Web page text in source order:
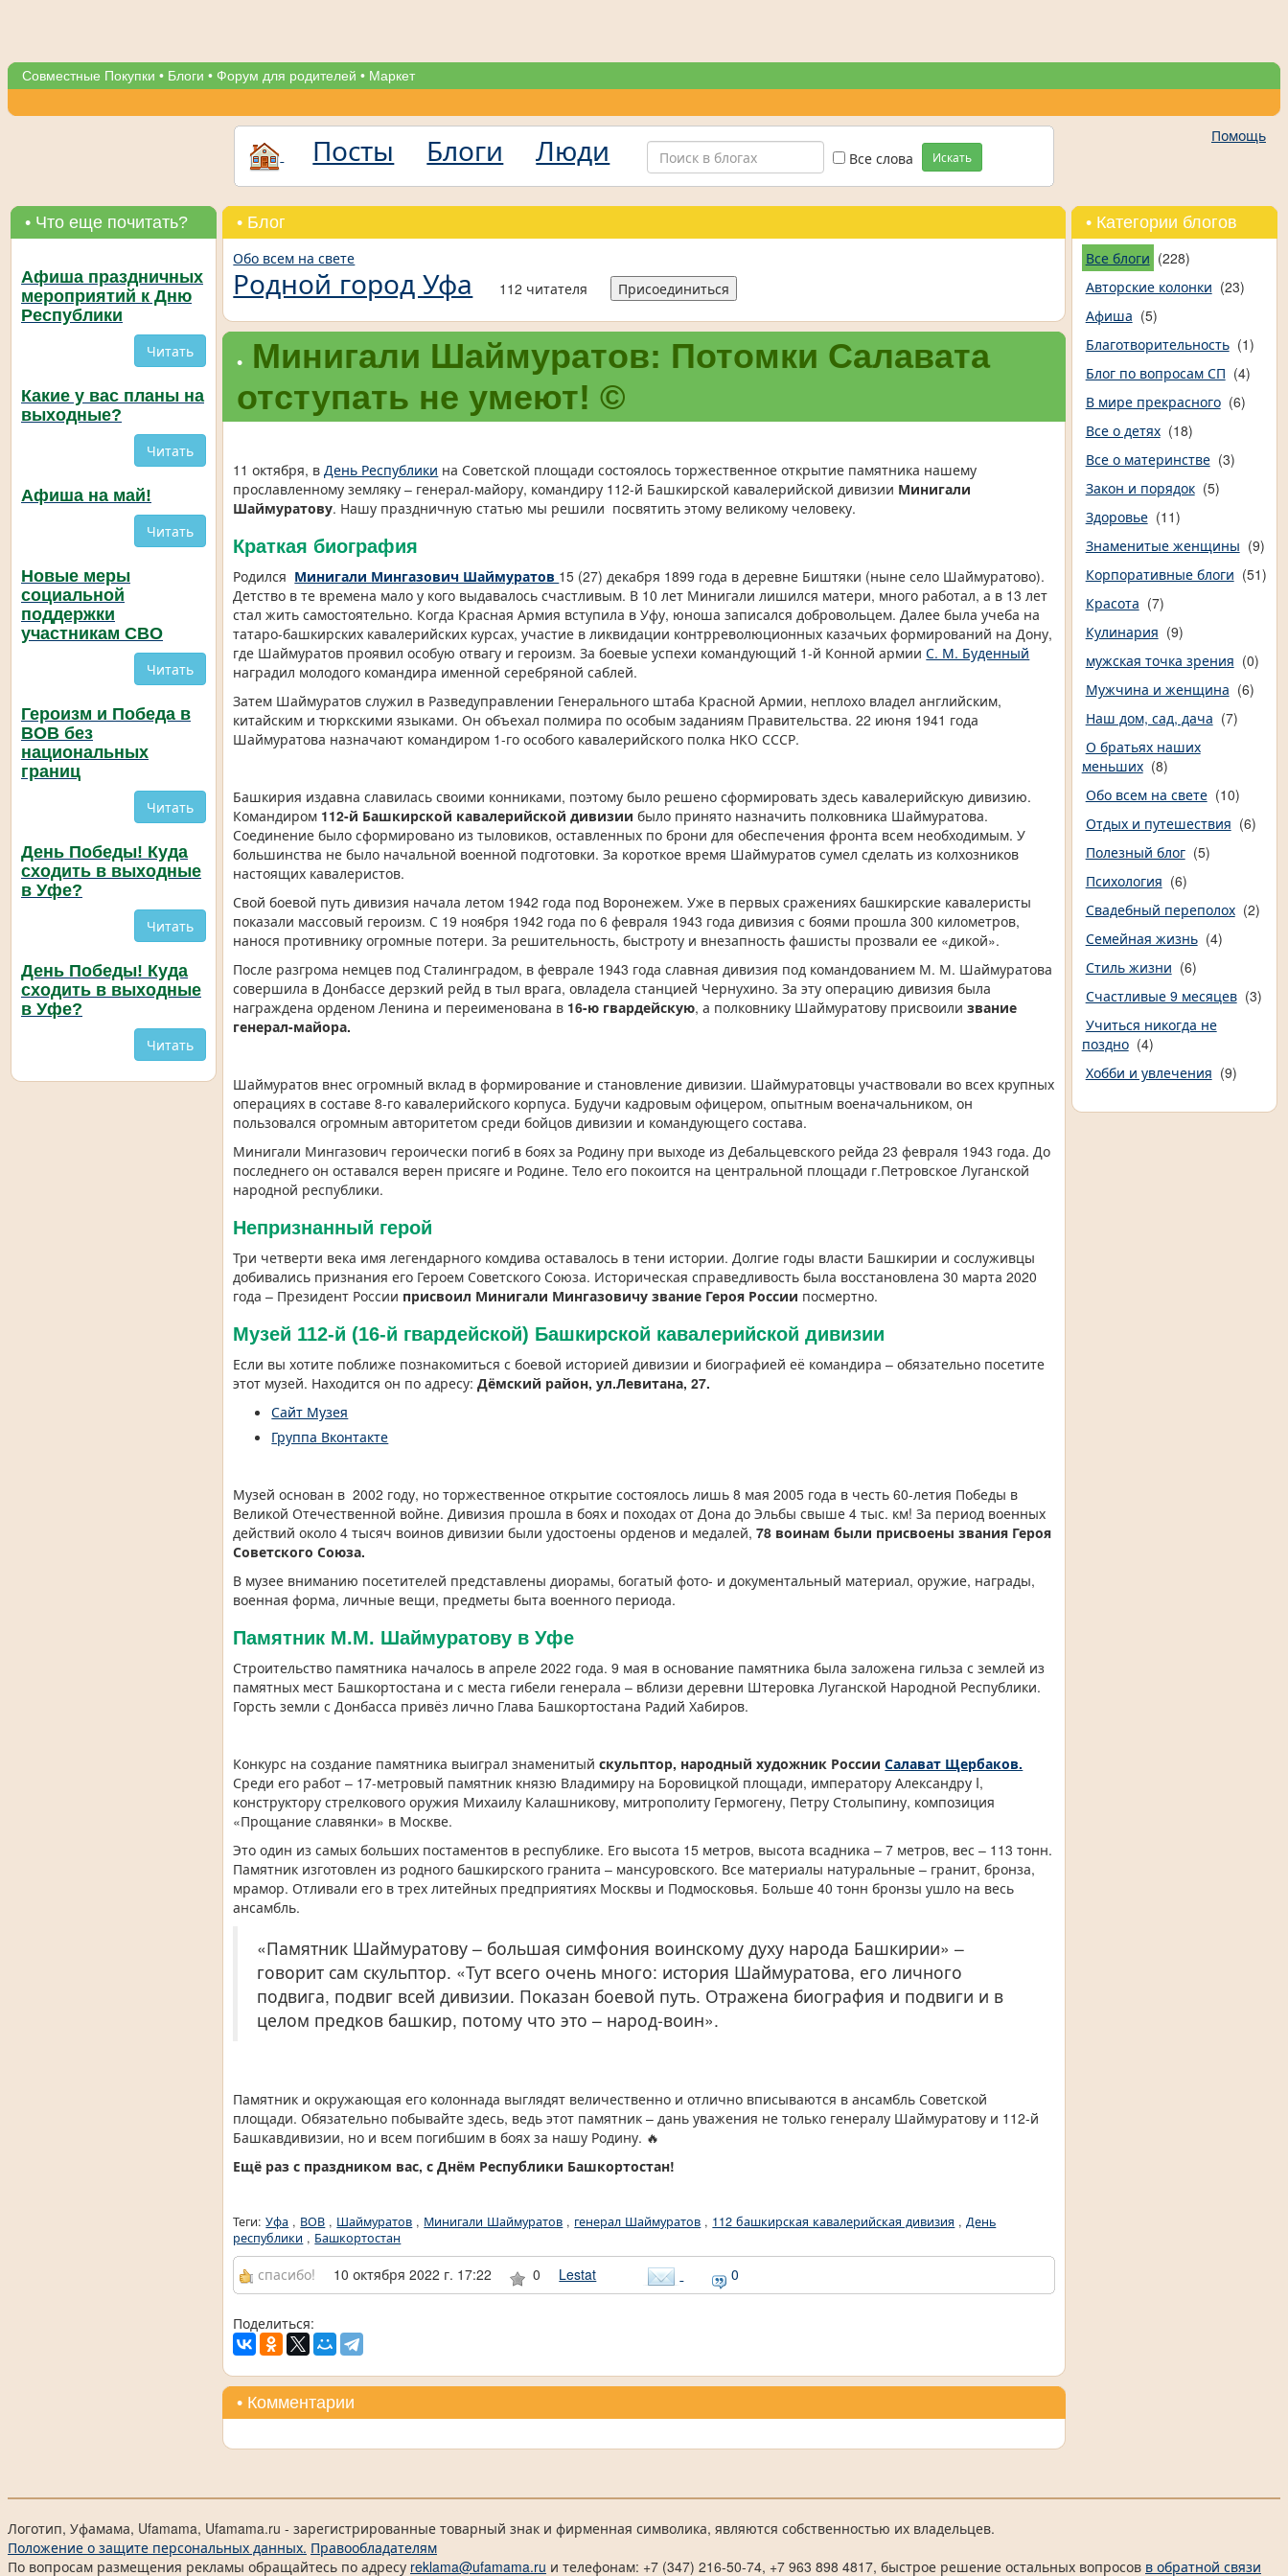
Совместные Покупки • Блоги • Форум для родителей • Маркет
Посты Блоги Люди Все слова Искать
Помощь
• Блог
Обо всем на свете
Родной город Уфа 112 читателя Присоединиться
• Минигали Шаймуратов: Потомки Салавата
отступать не умеют! ©
11 октября, вДень Республики на Советской площади состоялось торжественное открытие памятника нашему
прославленному земляку – генерал-майору, командиру 112-й Башкирской кавалерийской дивизии Минигали
Шаймуратову. Нашу праздничную статью мы решили посвятить этому великому человеку.
Краткая биография
Родился Минигали Мингазович Шаймуратов 15 (27) декабря 1899 года в деревне Биштяки (ныне село Шаймуратово).
Детство в те времена мало у кого выдавалось счастливым. В 10 лет Минигали лишился матери, много работал, а в 13 лет
стал жить самостоятельно. Когда Красная Армия вступила в Уфу, юноша записался добровольцем. Далее была учеба на
татаро-башкирских кавалерийских курсах, участие в ликвидации контрреволюционных казачьих формирований на Дону,
где Шаймуратов проявил особую отвагу и героизм. За боевые успехи командующий 1-й Конной армииС. М. Буденный
наградил молодого командира именной серебряной саблей.
Затем Шаймуратов служил в Разведуправлении Генерального штаба Красной Армии, неплохо владел английским,
китайским и тюркскими языками. Он объехал полмира по особым заданиям Правительства. 22 июня 1941 года
Шаймуратова назначают командиром 1-го особого кавалерийского полка НКО СССР.
Башкирия издавна славилась своими конниками, поэтому было решено сформировать здесь кавалерийскую дивизию.
Командиром 112-й Башкирской кавалерийской дивизии было принято назначить полковника Шаймуратова.
Соединение было сформировано из тыловиков, оставленных по брони для обеспечения фронта всем необходимым. У
большинства не было начальной военной подготовки. За короткое время Шаймуратов сумел сделать из колхозников
настоящих кавалеристов.
Свой боевой путь дивизия начала летом 1942 года под Воронежем. Уже в первых сражениях башкирские кавалеристы
показали массовый героизм. С 19 ноября 1942 года по 6 февраля 1943 года дивизия с боями прошла 300 километров,
нанося противнику огромные потери. За решительность, быстроту и внезапность фашисты прозвали ее «дикой».
После разгрома немцев под Сталинградом, в феврале 1943 года славная дивизия под командованием М. М. Шаймуратова
совершила в Донбассе дерзкий рейд в тыл врага, овладела станцией Чернухино. За эту операцию дивизия была
награждена орденом Ленина и переименована в 16-ю гвардейскую, а полковнику Шаймуратову присвоилизвание
генерал-майора.
Шаймуратов внес огромный вклад в формирование и становление дивизии. Шаймуратовцы участвовали во всех крупных
операциях в составе 8-го кавалерийского корпуса. Будучи кадровым офицером, опытным военачальником, он
пользовался огромным авторитетом среди бойцов дивизии и командующего состава.
Минигали Мингазович героически погиб в боях за Родину при выходе из Дебальцевского рейда 23 февраля 1943 года. До
последнего он оставался верен присяге и Родине. Тело его покоится на центральной площади г.Петровское Луганской
народной республики.
Непризнанный герой
Три четверти века имя легендарного комдива оставалось в тени истории. Долгие годы власти Башкирии и сослуживцы
добивались признания его Героем Советского Союза. Историческая справедливость была восстановлена 30 марта 2020
года – Президент России присвоил Минигали Мингазовичу звание Героя России посмертно.
Музей 112-й (16-й гвардейской) Башкирской кавалерийской дивизии
Если вы хотите поближе познакомиться с боевой историей дивизии и биографией её командира – обязательно посетите
этот музей. Находится он по адресу:Дёмский район, ул.Левитана, 27.
Сайт Музея
Группа Вконтакте
Музей основан в 2002 году, но торжественное открытие состоялось лишь 8 мая 2005 года в честь 60-летия Победы в
Великой Отечественной войне. Дивизия прошла в боях и походах от Дона до Эльбы свыше 4 тыс. км! За период военных
действий около 4 тысяч воинов дивизии были удостоены орденов и медалей,78 воинам были присвоены звания Героя
Советского Союза.
В музее вниманию посетителей представлены диорамы, богатый фото- и документальный материал, оружие, награды,
военная форма, личные вещи, предметы быта военного периода.
Памятник М.М. Шаймуратову в Уфе
Строительство памятника началось в апреле 2022 года. 9 мая в основание памятника была заложена гильза с землей из
памятных мест Башкортостана и с места гибели генерала – вблизи деревни Штеровка Луганской Народной Республики.
Горсть земли с Донбасса привёз лично Глава Башкортостана Радий Хабиров.
Конкурс на создание памятника выиграл знаменитыйскульптор, народный художник РоссииСалават Щербаков.
Среди его работ – 17-метровый памятник князю Владимиру на Боровицкой площади, императору Александру I,
конструктору стрелкового оружия Михаилу Калашникову, митрополиту Гермогену, Петру Столыпину, композиция
«Прощание славянки» в Москве.
Это один из самых больших постаментов в республике. Его высота 15 метров, высота всадника – 7 метров, вес – 113 тонн.
Памятник изготовлен из родного башкирского гранита – мансуровского. Все материалы натуральные – гранит, бронза,
мрамор. Отливали его в трех литейных предприятиях Москвы и Подмосковья. Больше 40 тонн бронзы ушло на весь
ансамбль.
«Памятник Шаймуратову – большая симфония воинскому духу народа Башкирии» –
говорит сам скульптор. «Тут всего очень много: история Шаймуратова, его личного
подвига, подвиг всей дивизии. Показан боевой путь. Отражена биография и подвиги и в
целом предков башкир, потому что это – народ-воин».
Памятник и окружающая его колоннада выглядят величественно и отлично вписываются в ансамбль Советской
площади. Обязательно побывайте здесь, ведь этот памятник – дань уважения не только генералу Шаймуратову и 112-й
Башкавдивизии, но и всем погибшим в боях за нашу Родину. 🔥
Ещё раз с праздником вас, с Днём Республики Башкортостан!
Теги:Уфа , ВОВ , Шаймуратов , Минигали Шаймуратов , генерал Шаймуратов , 112 башкирская кавалерийская дивизия ,День
республики , Башкортостан
спасибо! 10 октября 2022 г. 17:22 0 Lestat 0
Поделиться:
• Комментарии
• Что еще почитать?
Афиша праздничных
мероприятий к Дню
Республики
Читать
Какие у вас планы на
выходные?
Читать
Афиша на май!
Читать
Новые меры
социальной
поддержки
участникам СВО
Читать
Героизм и Победа в
ВОВ без
национальных
границ
Читать
День Победы! Куда
сходить в выходные
в Уфе?
Читать
День Победы! Куда
сходить в выходные
в Уфе?
Читать
• Категории блогов
Все блоги (228)
Авторские колонки (23)
Афиша (5)
Благотворительность (1)
Блог по вопросам СП (4)
В мире прекрасного (6)
Все о детях (18)
Все о материнстве (3)
Закон и порядок (5)
Здоровье (11)
Знаменитые женщины (9)
Корпоративные блоги (51)
Красота (7)
Кулинария (9)
мужская точка зрения (0)
Мужчина и женщина (6)
Наш дом, сад, дача (7)
О братьях наших
меньших (8)
Обо всем на свете (10)
Отдых и путешествия (6)
Полезный блог (5)
Психология (6)
Свадебный переполох (2)
Семейная жизнь (4)
Стиль жизни (6)
Счастливые 9 месяцев (3)
Учиться никогда не
поздно (4)
Хобби и увлечения (9)
Логотип, Уфамама, Ufamama, Ufamama.ru - зарегистрированные товарный знак и фирменная символика, являются собственностью их владельцев.
Положение о защите персональных данных. Правообладателям
По вопросам размещения рекламы обращайтесь по адресу reklama@ufamama.ru и телефонам: +7 (347) 216-50-74, +7 963 898 4817, быстрое решение остальных вопросов в обратной связи